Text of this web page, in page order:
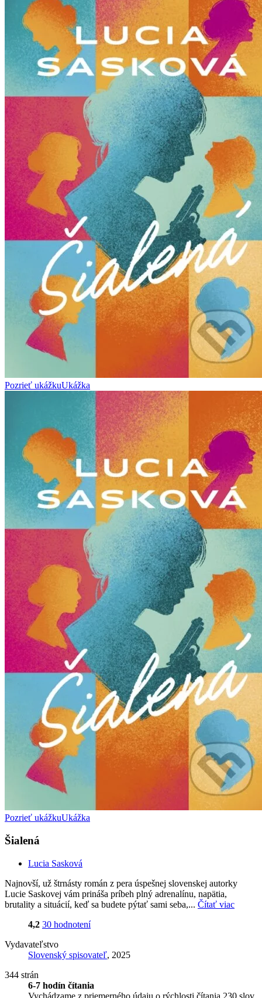
Pozrieť ukážkuUkážka
Pozrieť ukážkuUkážka
Šialená
Lucia Sasková
Najnovší, už štrnásty román z pera úspešnej slovenskej autorky
Lucie Saskovej vám prináša príbeh plný adrenalínu, napätia,
brutality a situácií, keď sa budete pýtať sami seba,... Čítať viac
4,2 30 hodnotení
Vydavateľstvo
Slovenský spisovateľ, 2025
344 strán
6-7 hodín čítania
Vychádzame z priemerného údaju o rýchlosti čítania 230 slov